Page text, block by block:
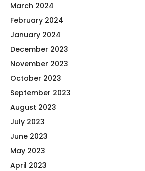
March 2024
February 2024
January 2024
December 2023
November 2023
October 2023
September 2023
August 2023
July 2023
June 2023
May 2023
April 2023